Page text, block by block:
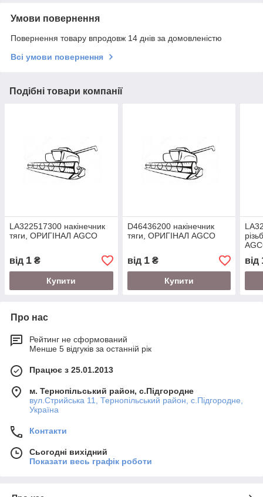
Умови повернення
Повернення товару впродовж 14 днів за домовленістю
Всі умови повернення
Подібні товари компанії
LA322517300 накінечник
тяги, ОРИГІНАЛ AGCO
від 1 ₴
Купити
D46436200 накінечник
тяги, ОРИГІНАЛ AGCO
від 1₴
Купити
від
Про нас
Рейтинг не сформований
Менше 5 відгуків за останній рік
Працює з 25.01.2013
м. Тернопільський район, с.Підгородне
вул.Стрийська 11, Тернопільський район, с.Підгородне,
Україна
Контакти
Сьогодні вихідний
Показати весь графік роботи